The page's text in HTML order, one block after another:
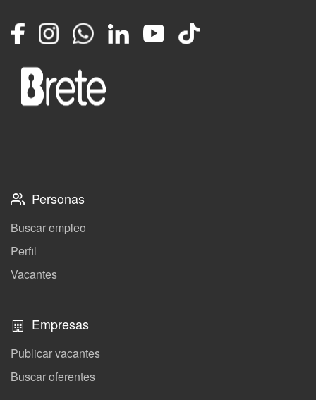
FacebookInstagramWhatsappLinkedInYouTube
TikTok
Personas
Buscar empleo
Perfil
Vacantes
Empresas
Publicar vacantes
Buscar oferentes